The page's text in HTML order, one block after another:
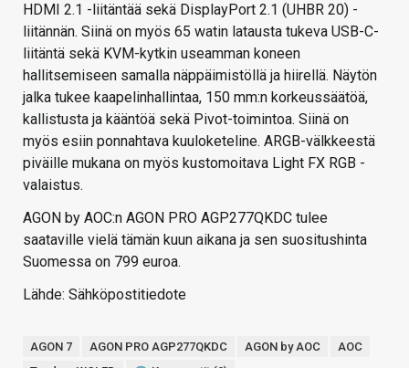
HDMI 2.1 -liitäntää sekä DisplayPort 2.1 (UHBR 20) -
liitännän. Siinä on myös 65 watin latausta tukeva USB-C-
liitäntä sekä KVM-kytkin useamman koneen
hallitsemiseen samalla näppäimistöllä ja hiirellä. Näytön
jalka tukee kaapelinhallintaa, 150 mm:n korkeussäätöä,
kallistusta ja kääntöä sekä Pivot-toimintoa. Siinä on
myös esiin ponnahtava kuuloketeline. ARGB-välkkeestä
piväille mukana on myös kustomoitava Light FX RGB -
valaistus.
AGON by AOC:n AGON PRO AGP277QKDC tulee
saataville vielä tämän kuun aikana ja sen suositushinta
Suomessa on 799 euroa.
Lähde: Sähköpostitiedote
AGON 7 AGON PRO AGP277QKDC AGON by AOC
AOC